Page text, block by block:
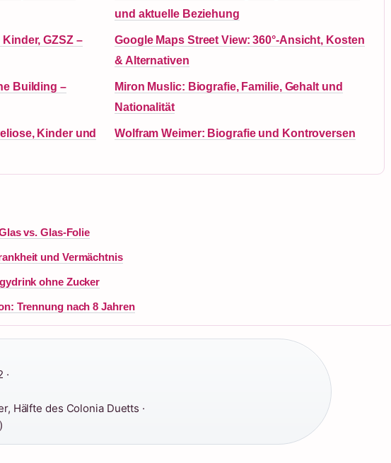
und aktuelle Beziehung
GZSZ –
Google Maps Street View: 360°-Ansicht, Kosten
& Alternativen
Building –
Miron Muslic: Biografie, Familie, Gehalt und
Nationalität
Kinder und
Wolfram Weimer: Biografie und Kontroversen
vs. Glas-Folie
und Vermächtnis
ohne Zucker
Trennung nach 8 Jahren
·
Hälfte des Colonia Duetts ·